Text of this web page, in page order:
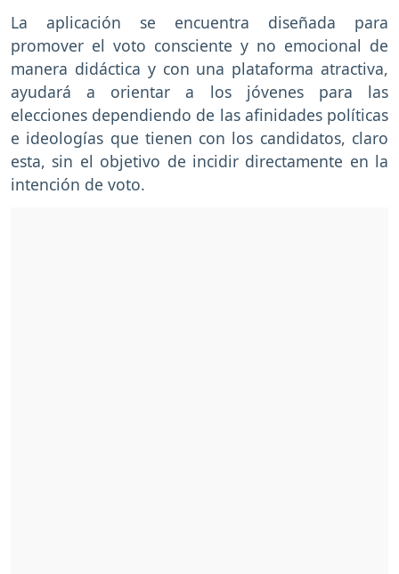
La aplicación se encuentra diseñada para
promover el voto consciente y no emocional de
manera didáctica y con una plataforma atractiva,
ayudará a orientar a los jóvenes para las
elecciones dependiendo de las afinidades políticas
e ideologías que tienen con los candidatos, claro
esta, sin el objetivo de incidir directamente en la
intención de voto.